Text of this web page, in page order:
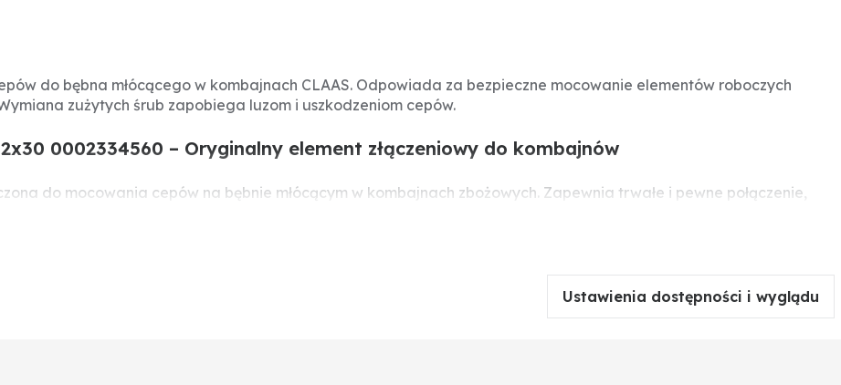
do bębna młócącego w kombajnach CLAAS. Odpowiada za bezpieczne mocowanie elementów roboczych
zużytych śrub zapobiega luzom i uszkodzeniom cepów.
0002334560 – Oryginalny element złączeniowy do kombajnów
do mocowania cepów na bębnie młócącym w kombajnach zbożowych. Zapewnia trwałe i pewne połączenie,
Regularna kontrola i wymiana śrub zapobiega awariom i przedłuża żywotność cepów.
Ustawienia dostępności i wyglądu